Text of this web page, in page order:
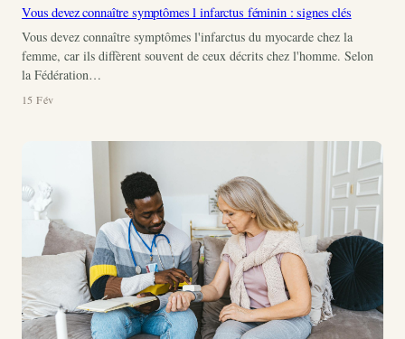
Vous devez connaître symptômes l infarctus féminin : signes clés
Vous devez connaître symptômes l'infarctus du myocarde chez la
femme, car ils diffèrent souvent de ceux décrits chez l'homme. Selon
la Fédération…
15 Fév